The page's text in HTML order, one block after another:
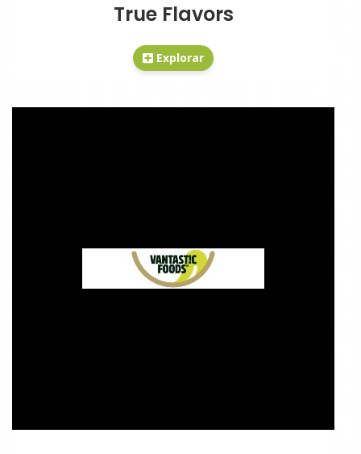
True Flavors
Explorar